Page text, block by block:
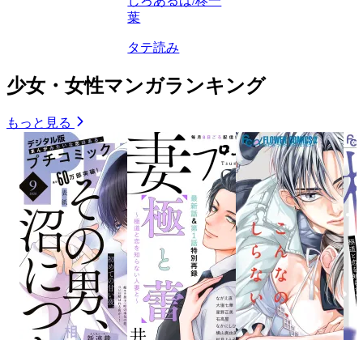
葉
タテ読み
少女・女性マンガランキング
もっと見る